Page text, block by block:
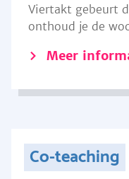
Viertakt gebeurt
onthoud je de
Meer
Co-teaching